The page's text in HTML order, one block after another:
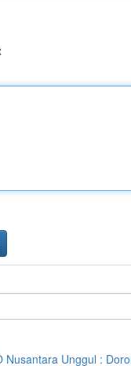
Nusantara Unggul :